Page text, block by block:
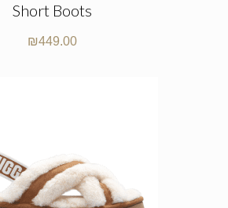
Short Boots
₪449.00